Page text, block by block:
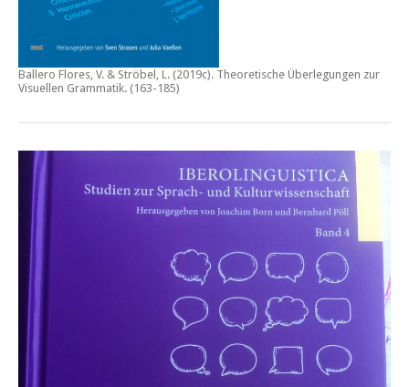
Ballero Flores, V. & Ströbel, L. (2019c). Theoretische Überlegungen zur
Visuellen Grammatik. (163-185)